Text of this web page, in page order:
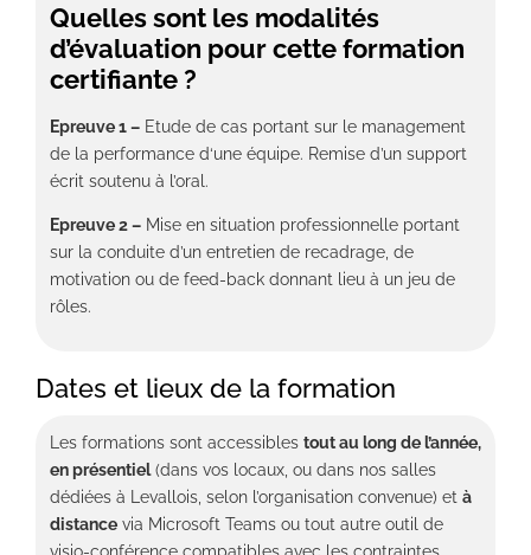
Quelles sont les modalités
d’évaluation pour cette formation
certifiante ?
Epreuve 1 – Etude de cas portant sur le management
de la performance d‘une équipe. Remise d’un support
écrit soutenu à l’oral.
Epreuve 2 – Mise en situation professionnelle portant
sur la conduite d’un entretien de recadrage, de
motivation ou de feed-back donnant lieu à un jeu de
rôles.
Dates et lieux de la formation
Les formations sont accessibles tout au long de l’année,
en présentiel(dans vos locaux, ou dans nos salles
dédiées à Levallois, selon l’organisation convenue) et à
distance via Microsoft Teams ou tout autre outil de